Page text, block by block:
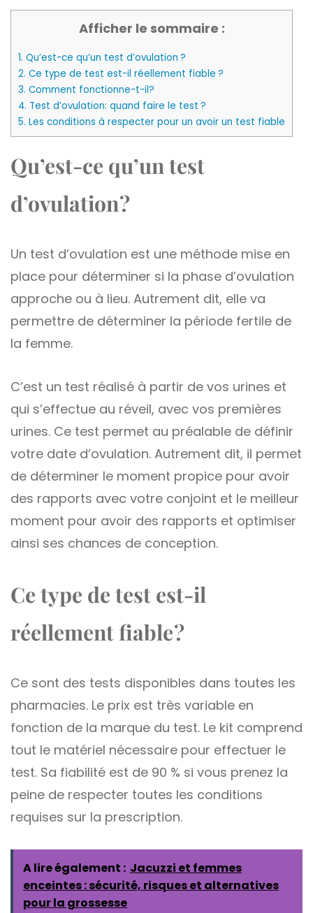
Afficher le sommaire :
1. Qu’est-ce qu’un test d’ovulation ?
2. Ce type de test est-il réellement fiable ?
3. Comment fonctionne-t-il?
4. Test d’ovulation: quand faire le test ?
5. Les conditions à respecter pour un avoir un test fiable
Qu’est-ce qu’un test
d’ovulation ?
Un test d’ovulation est une méthode mise en
place pour déterminer si la phase d’ovulation
approche ou à lieu. Autrement dit, elle va
permettre de déterminer la période fertile de
la femme.
C’est un test réalisé à partir de vos urines et
qui s’effectue au réveil, avec vos premières
urines. Ce test permet au préalable de définir
votre date d’ovulation. Autrement dit, il permet
de déterminer le moment propice pour avoir
des rapports avec votre conjoint et le meilleur
moment pour avoir des rapports et optimiser
ainsi ses chances de conception.
Ce type de test est-il
réellement fiable ?
Ce sont des tests disponibles dans toutes les
pharmacies. Le prix est très variable en
fonction de la marque du test. Le kit comprend
tout le matériel nécessaire pour effectuer le
test. Sa fiabilité est de 90 % si vous prenez la
peine de respecter toutes les conditions
requises sur la prescription.
A lire également : Jacuzzi et femmes
enceintes : sécurité, risques et alternatives
pour la grossesse